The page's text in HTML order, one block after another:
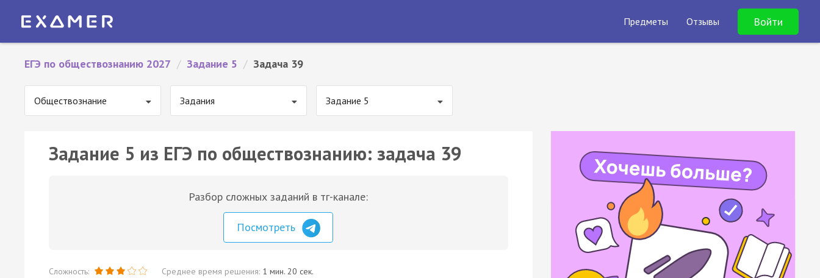
Предметы Отзывы Войти
ЕГЭ по обществознанию 2027 / Задание 5 / Задача 39
Обществознание Задания Задание 5
Задание 5 из ЕГЭ по обществознанию: задача 39
Разбор сложных заданий в тг-канале:
Посмотреть
Сложность: Среднее время решения: 1 мин. 20 сек.